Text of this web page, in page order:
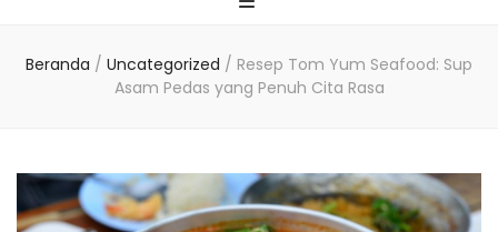
Beranda / Uncategorized / Resep Tom Yum Seafood: Sup
Asam Pedas yang Penuh Cita Rasa